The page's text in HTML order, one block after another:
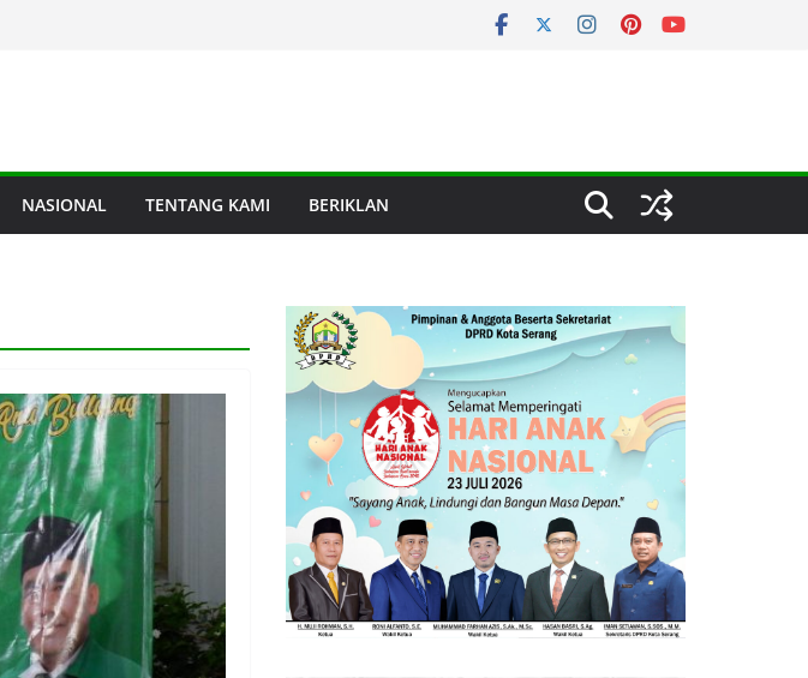
NASIONAL TENTANG KAMI BERIKLAN